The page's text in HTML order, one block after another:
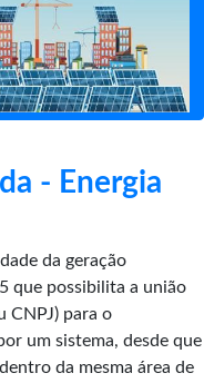
- Energia
da geração
que possibilita a união
CNPJ) para o
um sistema, desde que
da mesma área de